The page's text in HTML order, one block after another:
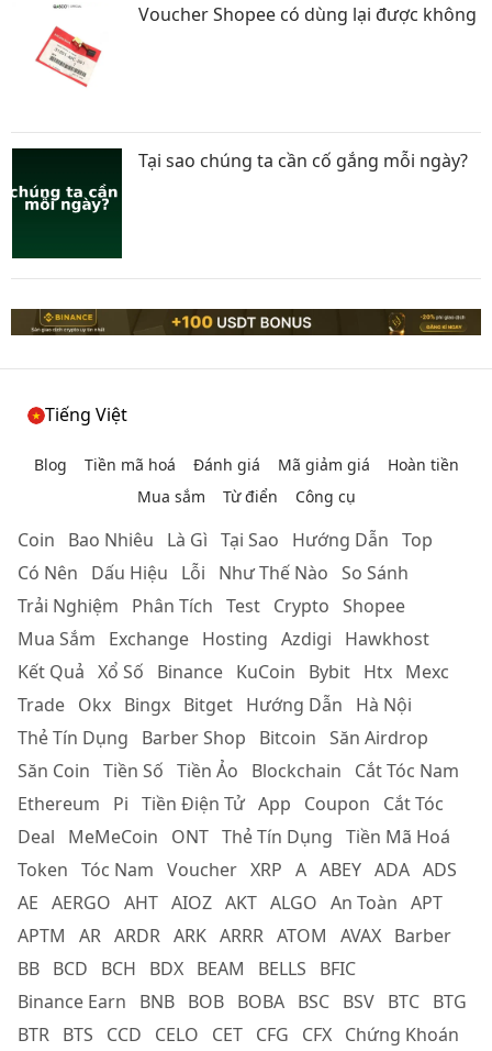
Voucher Shopee có dùng lại được không
Tại sao chúng ta cần cố gắng mỗi ngày?
Tiếng Việt
Blog Tiền mã hoá Đánh giá Mã giảm giá
Hoàn tiền
Mua sắm
Từ điển Công cụ
Coin Bao Nhiêu Là Gì Tại Sao Hướng Dẫn Top
Có Nên
Dấu Hiệu Lỗi Như Thế Nào So Sánh
Trải Nghiệm
Phân Tích Test Crypto Shopee
Mua Sắm
Exchange Hosting Azdigi
Hawkhost
Kết Quả Xổ Số Binance KuCoin Bybit Htx Mexc
Trade Okx Bingx Bitget Hướng Dẫn
Hà Nội
Thẻ Tín Dụng
Barber Shop Bitcoin Săn Airdrop
Săn Coin Tiền Số Tiền Ảo Blockchain
Cắt Tóc Nam
Ethereum
Pi Tiền Điện Tử App Coupon
Cắt Tóc
Deal
MeMeCoin ONT Thẻ Tín Dụng Tiền Mã Hoá
Token Tóc Nam Voucher XRP A ABEY ADA ADS
AE AERGO AHT AIOZ AKT ALGO An Toàn APT
APTM
AR ARDR ARK ARRR ATOM AVAX Barber
BB BCD BCH BDX BEAM BELLS
BFIC
Binance Earn
BNB BOB BOBA BSC BSV BTC BTG
BTR BTS CCD CELO CET CFG CFX Chứng Khoán